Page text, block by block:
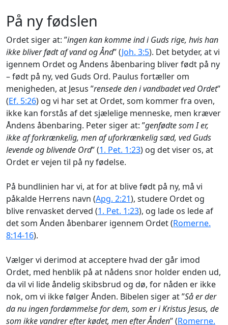
På ny fødslen
Ordet siger at: ”ingen kan komme ind i Guds rige, hvis han
ikke bliver født af vand og Ånd” (Joh. 3:5). Det betyder, at vi
igennem Ordet og Åndens åbenbaring bliver født på ny
– født på ny, ved Guds Ord. Paulus fortæller om
menigheden, at Jesus ”rensede den i vandbadet ved Ordet”
(Ef. 5:26) og vi har set at Ordet, som kommer fra oven,
ikke kan forstås af det sjælelige menneske, men kræver
Åndens åbenbaring. Peter siger at: ”genfødte som I er,
ikke af forkrænkelig, men af uforkrænkelig sæd, ved Guds
levende og blivende Ord” (1. Pet. 1:23) og det viser os, at
Ordet er vejen til på ny fødelse.
På bundlinien har vi, at for at blive født på ny, må vi
påkalde Herrens navn (Apg. 2:21), studere Ordet og
blive renvasket derved (1. Pet. 1:23), og lade os lede af
det som Ånden åbenbarer igennem Ordet (Romerne.
8:14-16).
Vælger vi derimod at acceptere hvad der går imod
Ordet, med henblik på at nådens snor holder enden ud,
da vil vi lide åndelig skibsbrud og dø, for nåden er ikke
nok, om vi ikke følger Ånden. Bibelen siger at ”Så er der
da nu ingen fordømmelse for dem, som er i Kristus Jesus, de
som ikke vandrer efter kødet, men efter Ånden” (Romerne.